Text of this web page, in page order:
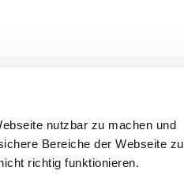
nutzbar zu machen und
Bereiche der Webseite zu
richtig funktionieren.